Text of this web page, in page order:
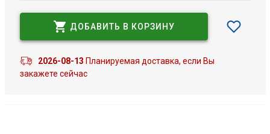
ДОБАВИТЬ В КОРЗИНУ
2026-08-13 Планируемая доставка, если Вы
закажете сейчас